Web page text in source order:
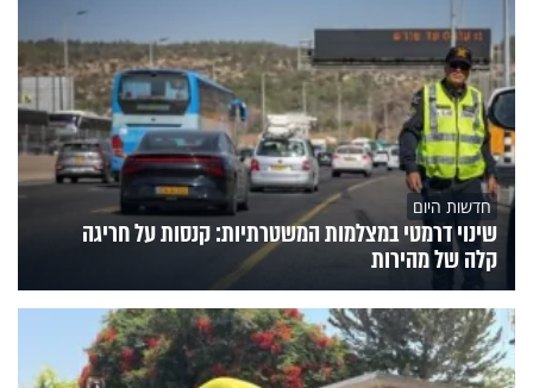
חדשות היום
שינוי דרמטי במצלמות המשטרתיות: קנסות על חריגה
קלה של מהירות